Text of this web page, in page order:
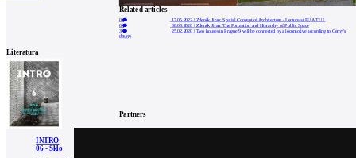
Literatura
INTRO
06 - Sklo
Related articles
0 17.05.2022
Zdeněk Jiran: Spatial Concept of Architecture - Lecture at FUA TUL
0
08.03.2020 | Zdeněk Jiran: The Formation and Hierarchy of Public Space
3
25.02.2020 | Two houses in Prague 9 will be connected by a locomotive according to Černý's
design
Partners